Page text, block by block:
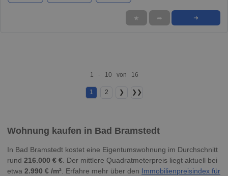
★ ➦ ➜
1 - 10 von 16
1 2 ❯ ❯❯
Wohnung kaufen in Bad Bramstedt
In Bad Bramstedt kostet eine Eigentumswohnung im Durchschnitt
rund 216.000 € €. Der mittlere Quadratmeterpreis liegt aktuell bei
etwa 2.990 € /m². Erfahre mehr über den Immobilienpreisindex für